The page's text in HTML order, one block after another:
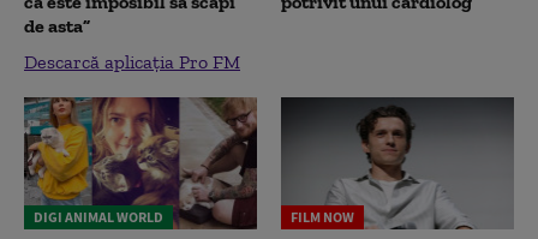
de asta”
Descarcă aplicația Pro FM
DIGI ANIMAL WORLD FILM NOW